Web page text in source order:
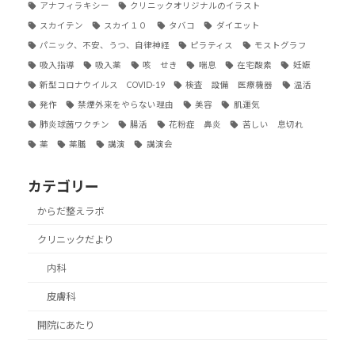
アナフィラキシー クリニックオリジナルのイラスト
スカイテン スカイ１０ タバコ ダイエット
パニック、不安、うつ、自律神経 ピラティス モストグラフ
吸入指導 吸入薬 咳 せき 喘息 在宅酸素 妊娠
新型コロナウイルス COVID-19 検査 設備 医療機器 温活
発作 禁煙外来をやらない理由 美容 肌運気
肺炎球菌ワクチン 腸活 花粉症 鼻炎 苦しい 息切れ
薬 薬膳 講演 講演会
カテゴリー
からだ整えラボ
クリニックだより
内科
皮膚科
開院にあたり